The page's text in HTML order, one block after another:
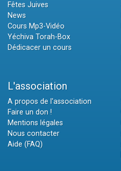
Fêtes Juives
News
Cours Mp3-Vidéo
Yéchiva Torah-Box
Dédicacer un cours
L'association
A propos de l'association
Faire un don !
Mentions légales
Nous contacter
Aide (FAQ)